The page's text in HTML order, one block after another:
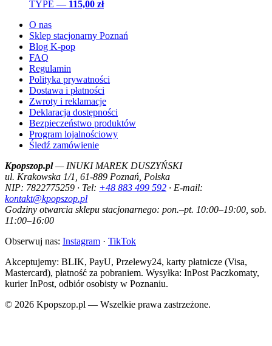
TYPE — 115,00 zł
O nas
Sklep stacjonarny Poznań
Blog K-pop
FAQ
Regulamin
Polityka prywatności
Dostawa i płatności
Zwroty i reklamacje
Deklaracja dostępności
Bezpieczeństwo produktów
Program lojalnościowy
Śledź zamówienie
Kpopszop.pl— INUKI MAREK DUSZYŃSKI
ul. Krakowska 1/1, 61-889 Poznań, Polska
NIP: 7822775259 · Tel: +48 883 499 592 · E-mail:
kontakt@kpopszop.pl
Godziny otwarcia sklepu stacjonarnego: pon.–pt. 10:00–19:00, sob.
11:00–16:00
Obserwuj nas: Instagram · TikTok
Akceptujemy: BLIK, PayU, Przelewy24, karty płatnicze (Visa,
Mastercard), płatność za pobraniem. Wysyłka: InPost Paczkomaty,
kurier InPost, odbiór osobisty w Poznaniu.
© 2026 Kpopszop.pl — Wszelkie prawa zastrzeżone.